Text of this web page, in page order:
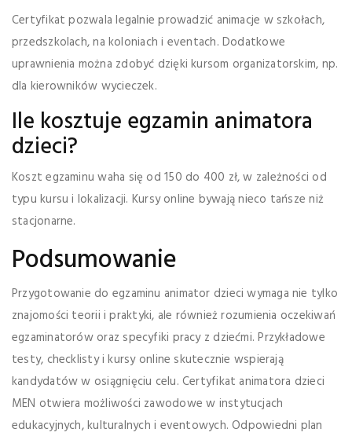
Certyfikat pozwala legalnie prowadzić animacje w szkołach,
przedszkolach, na koloniach i eventach. Dodatkowe
uprawnienia można zdobyć dzięki kursom organizatorskim, np.
dla kierowników wycieczek.
Ile kosztuje egzamin animatora
dzieci?
Koszt egzaminu waha się od 150 do 400 zł, w zależności od
typu kursu i lokalizacji. Kursy online bywają nieco tańsze niż
stacjonarne.
Podsumowanie
Przygotowanie do egzaminu animator dzieci wymaga nie tylko
znajomości teorii i praktyki, ale również rozumienia oczekiwań
egzaminatorów oraz specyfiki pracy z dziećmi. Przykładowe
testy, checklisty i kursy online skutecznie wspierają
kandydatów w osiągnięciu celu. Certyfikat animatora dzieci
MEN otwiera możliwości zawodowe w instytucjach
edukacyjnych, kulturalnych i eventowych. Odpowiedni plan